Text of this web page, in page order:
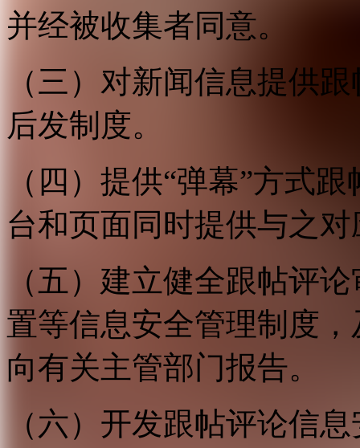
并经被收集者同意。
（三）对新闻信息提供
后发制度。
（四）提供“弹幕”方式
台和页面同时提供与之
（五）建立健全跟帖评
置等信息安全管理制度
向有关主管部门报告。
（六）开发跟帖评论信